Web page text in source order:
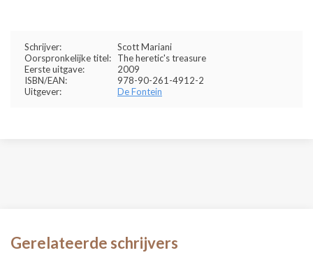
Schrijver:
Scott Mariani
Oorspronkelijke titel:
The heretic's treasure
Eerste uitgave:
2009
ISBN/EAN:
978-90-261-4912-2
Uitgever:
De Fontein
Gerelateerde schrijvers